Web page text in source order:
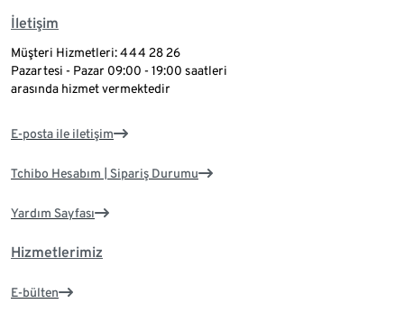
İletişim
Müşteri Hizmetleri: 444 28 26
Pazartesi - Pazar 09:00 - 19:00 saatleri
arasında hizmet vermektedir
E-posta ile iletişim
Tchibo Hesabım | Sipariş Durumu
Yardım Sayfası
Hizmetlerimiz
E-bülten